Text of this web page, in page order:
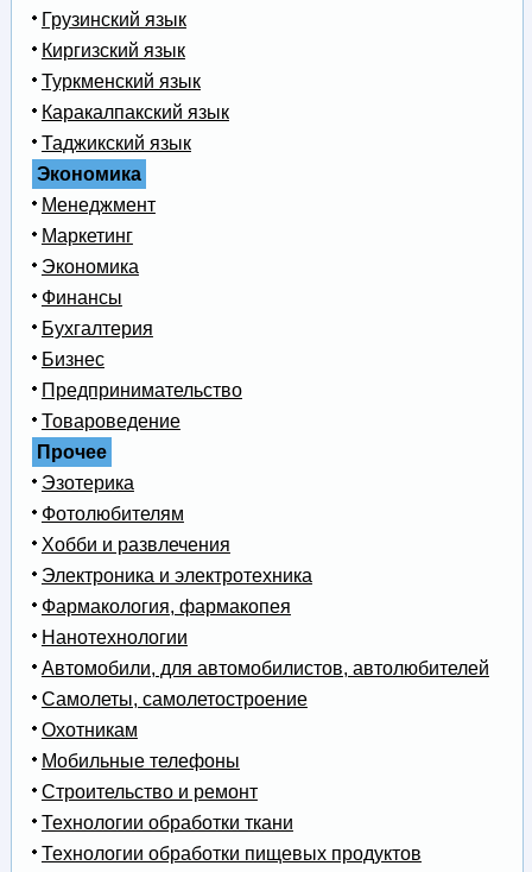
Грузинский язык
Киргизский язык
Туркменский язык
Каракалпакский язык
Таджикский язык
Экономика
Менеджмент
Маркетинг
Экономика
Финансы
Бухгалтерия
Бизнес
Предпринимательство
Товароведение
Прочее
Эзотерика
Фотолюбителям
Хобби и развлечения
Электроника и электротехника
Фармакология, фармакопея
Нанотехнологии
Автомобили, для автомобилистов, автолюбителей
Самолеты, самолетостроение
Охотникам
Мобильные телефоны
Строительство и ремонт
Технологии обработки ткани
Технологии обработки пищевых продуктов